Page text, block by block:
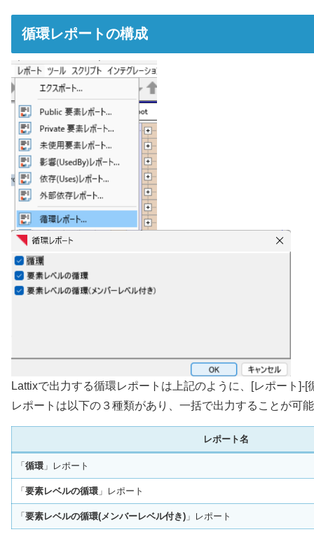
循環レポートの構成
Lattixで出力する循環レポートは上記のように、[レポート]-
レポートは以下の３種類があり、一括で出力することが可
レポート名
「循環 」レポート
「要素レベルの循環 」レポート
「要素レベルの循環(メンバーレベル付き) 」レポート